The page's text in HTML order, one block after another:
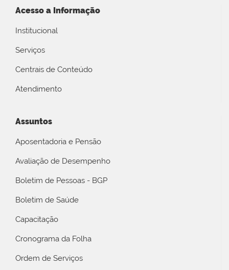
Acesso a Informação
Institucional
Serviços
Centrais de Conteúdo
Atendimento
Assuntos
Aposentadoria e Pensão
Avaliação de Desempenho
Boletim de Pessoas - BGP
Boletim de Saúde
Capacitação
Cronograma da Folha
Ordem de Serviços